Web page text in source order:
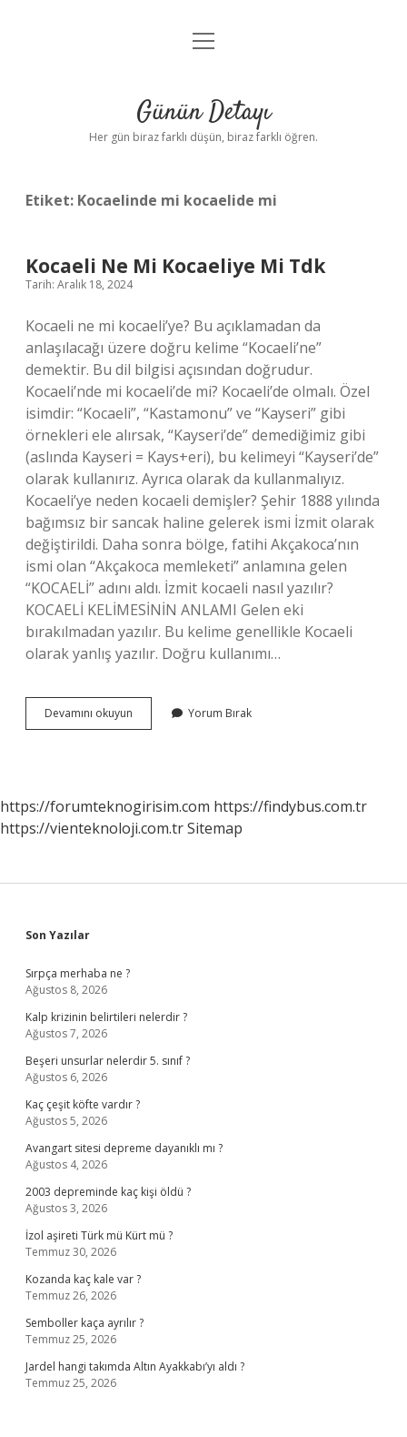
Anasayfa
Yasal Uyarı
menüyü
Günün Detayı
Her gün biraz farklı düşün, biraz farklı öğren.
Etiket: Kocaelinde mi kocaelide mi
Kocaeli Ne Mi Kocaeliye Mi Tdk
Tarih: Aralık 18, 2024
Kocaeli ne mi kocaeli’ye? Bu açıklamadan da
anlaşılacağı üzere doğru kelime “Kocaeli’ne”
demektir. Bu dil bilgisi açısından doğrudur.
Kocaeli’nde mi kocaeli’de mi? Kocaeli’de olmalı. Özel
isimdir: “Kocaeli”, “Kastamonu” ve “Kayseri” gibi
örnekleri ele alırsak, “Kayseri’de” demediğimiz gibi
(aslında Kayseri = Kays+eri), bu kelimeyi “Kayseri’de”
olarak kullanırız. Ayrıca olarak da kullanmalıyız.
Kocaeli’ye neden kocaeli demişler? Şehir 1888 yılında
bağımsız bir sancak haline gelerek ismi İzmit olarak
değiştirildi. Daha sonra bölge, fatihi Akçakoca’nın
ismi olan “Akçakoca memleketi” anlamına gelen
“KOCAELİ” adını aldı. İzmit kocaeli nasıl yazılır?
KOCAELİ KELİMESİNİN ANLAMI Gelen eki
bırakılmadan yazılır. Bu kelime genellikle Kocaeli
olarak yanlış yazılır. Doğru kullanımı…
Devamını okuyun
Ne
Yorum Bırak
https://forumteknogirisim.com https://findybus.com.tr
https://vienteknoloji.com.trSitemap
Sidebar
Son Yazılar
Sırpça merhaba ne ?
Ağustos 8, 2026
Kalp krizinin belirtileri nelerdir ?
Ağustos 7, 2026
Beşeri unsurlar nelerdir 5. sınıf ?
Ağustos 6, 2026
Kaç çeşit köfte vardır ?
Ağustos 5, 2026
Avangart sitesi depreme dayanıklı mı ?
Ağustos 4, 2026
2003 depreminde kaç kişi öldü ?
Ağustos 3, 2026
İzol aşireti Türk mü Kürt mü ?
Temmuz 30, 2026
Kozanda kaç kale var ?
Temmuz 26, 2026
Semboller kaça ayrılır ?
Temmuz 25, 2026
Jardel hangi takımda Altın Ayakkabı’yı aldı ?
Temmuz 25, 2026